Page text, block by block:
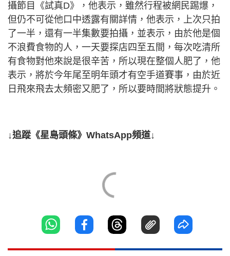
攝節目《試真D》，他表示，雖然行程被網民踢爆，
但仍不可從他口中透露有關詳情，他表示，上次只拍
了一半，還有一半集數要拍攝，並表示，由於他是個
不浪費食物的人，一天要探店四至五間，每次吃清所
有食物對他來說是很辛苦，所以現在整個人肥了，他
表示，將於今年尾至明年頭才有空手道賽事，由於近
日飛來飛去太頻密又肥了，所以要時間將狀態提升。
↓追蹤《星島頭條》WhatsApp頻道↓